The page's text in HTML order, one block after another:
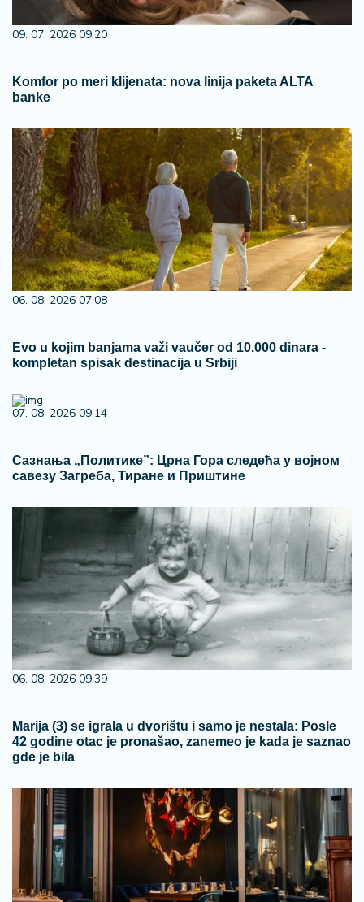
09. 07. 2026 09:20
Komfor po meri klijenata: nova linija paketa ALTA
banke
06. 08. 2026 07:08
Evo u kojim banjama važi vaučer od 10.000 dinara -
kompletan spisak destinacija u Srbiji
07. 08. 2026 09:14
Сазнања „Политике”: Црна Гора следећа у војном
савезу Загреба, Тиране и Приштине
06. 08. 2026 09:39
Marija (3) se igrala u dvorištu i samo je nestala: Posle
42 godine otac je pronašao, zanemeo je kada je saznao
gde je bila